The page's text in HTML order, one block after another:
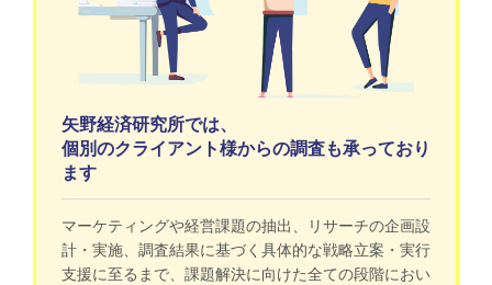
矢野経済研究所では、
個別のクライアント様からの調査も承っており
ます
マーケティングや経営課題の抽出、リサーチの企画設
計・実施、調査結果に基づく具体的な戦略立案・実行
支援に至るまで、課題解決に向けた全ての段階におい